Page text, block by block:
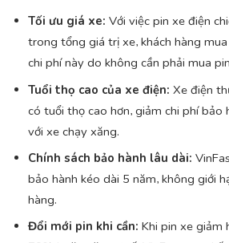
Tối ưu giá xe: Với việc pin xe điện
trong tổng giá trị xe, khách hàng
chi phí này do không cần phải mua
Tuổi thọ cao của xe điện: Xe điện
có tuổi thọ cao hơn, giảm chi phí bảo
với xe chạy xăng.
Chính sách bảo hành lâu dài:
bảo hành kéo dài 5 năm, không giới
hàng.
Đổi mới pin khi cần: Khi pin xe giảm